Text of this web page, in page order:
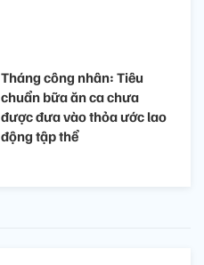
Tháng công nhân: Tiêu
chuẩn bữa ăn ca chưa
được đưa vào thỏa ước lao
động tập thể ​